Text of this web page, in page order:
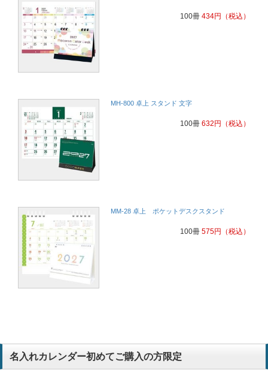
100冊 434円 （税込）
MH-800 卓上 スタンド 文字
100冊 632 円 （税込）
MM-28 卓上 ポケットデスクスタンド
100冊 575円 （税込）
名入れカレンダー初めてご購入の方限定